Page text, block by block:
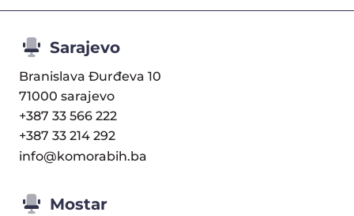
Sarajevo
Branislava Đurđeva 10
71000 sarajevo
+387 33 566 222
+387 33 214 292
info@komorabih.ba
Mostar